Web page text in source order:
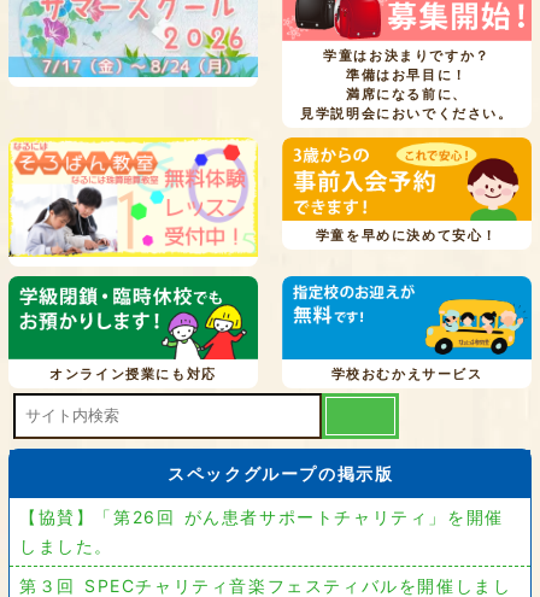
学童はお決まりですか？
準備はお早目に！
満席になる前に、
見学説明会においでください。
学童を早めに決めて安心！
オンライン授業にも対応 学校おむかえサービス
スペックグループの掲示版
【協賛】「第26回 がん患者サポートチャリティ」を開催
しました。
第３回 SPECチャリティ音楽フェスティバルを開催しまし